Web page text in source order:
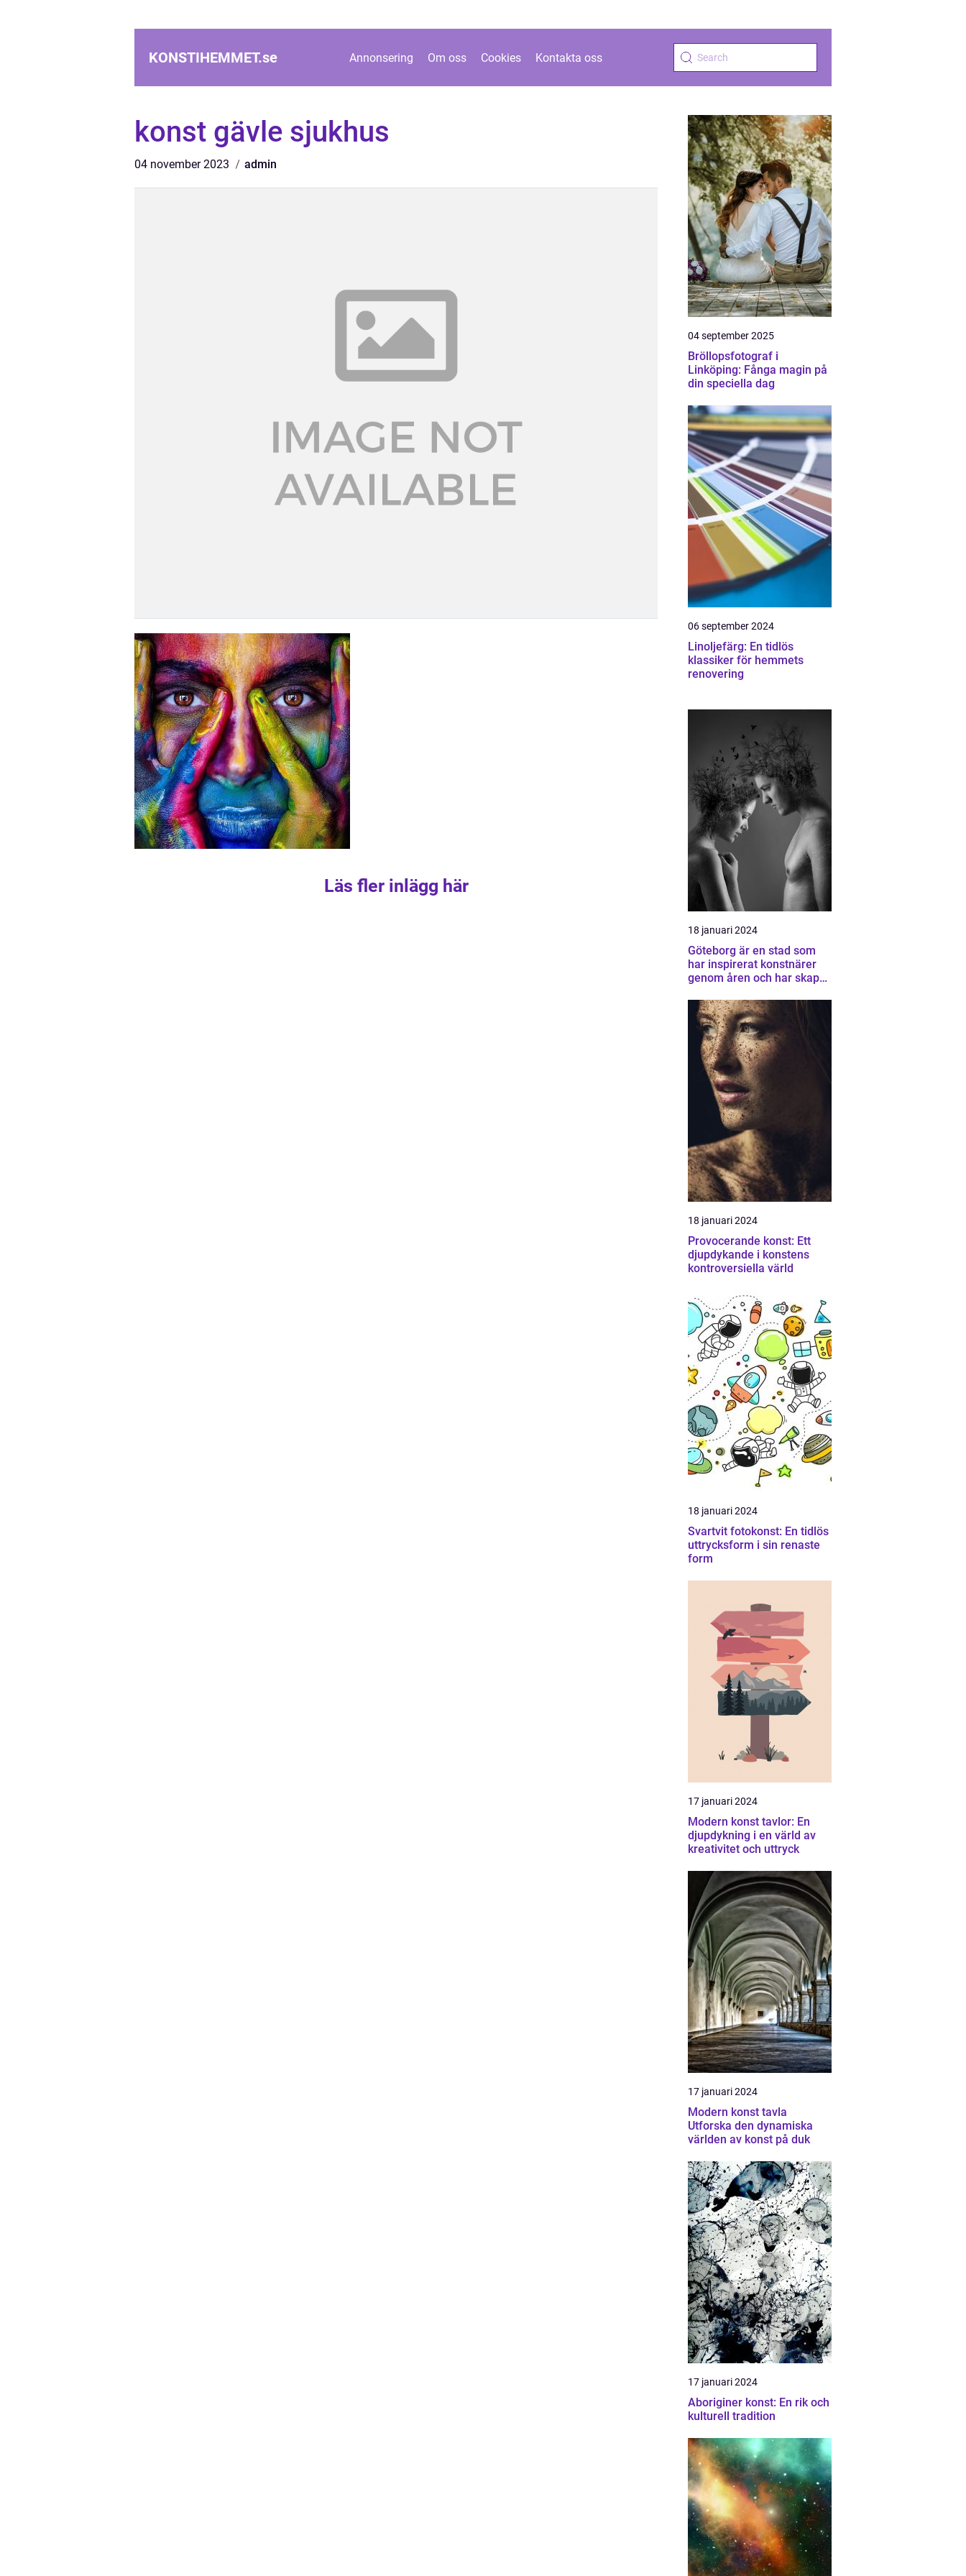
KONSTIHEMMET.se Annonsering Om oss Cookies Kontakta oss
konst gävle sjukhus
04 november 2023 admin
Läs fler inlägg här
04 september 2025
Bröllopsfotograf i
Linköping: Fånga magin på
din speciella dag
06 september 2024
Linoljefärg: En tidlös
klassiker för hemmets
renovering
18 januari 2024
Göteborg är en stad som
har inspirerat konstnärer
genom åren och har skapat
konstverk som
representerar staden
18 januari 2024
Provocerande konst: Ett
djupdykande i konstens
kontroversiella värld
18 januari 2024
Svartvit fotokonst: En tidlös
uttrycksform i sin renaste
form
17 januari 2024
Modern konst tavlor: En
djupdykning i en värld av
kreativitet och uttryck
17 januari 2024
Modern konst tavla
Utforska den dynamiska
världen av konst på duk
17 januari 2024
Aboriginer konst: En rik och
kulturell tradition